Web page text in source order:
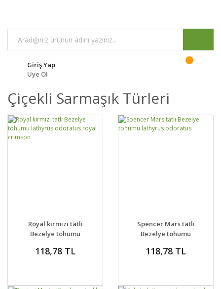
Giriş Yap
Üye Ol
Çiçekli Sarmaşık Türleri
DETAYLAR SEPETE EKLE
Royal kırmızı tatlı
Bezelye tohumu
royal crimson
118,78 TL
DETAYLAR SEPETE EKLE
Spencer Mars tatlı
Bezelye tohumu
118,78 TL